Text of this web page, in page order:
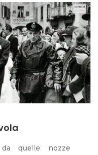
quelle nozze